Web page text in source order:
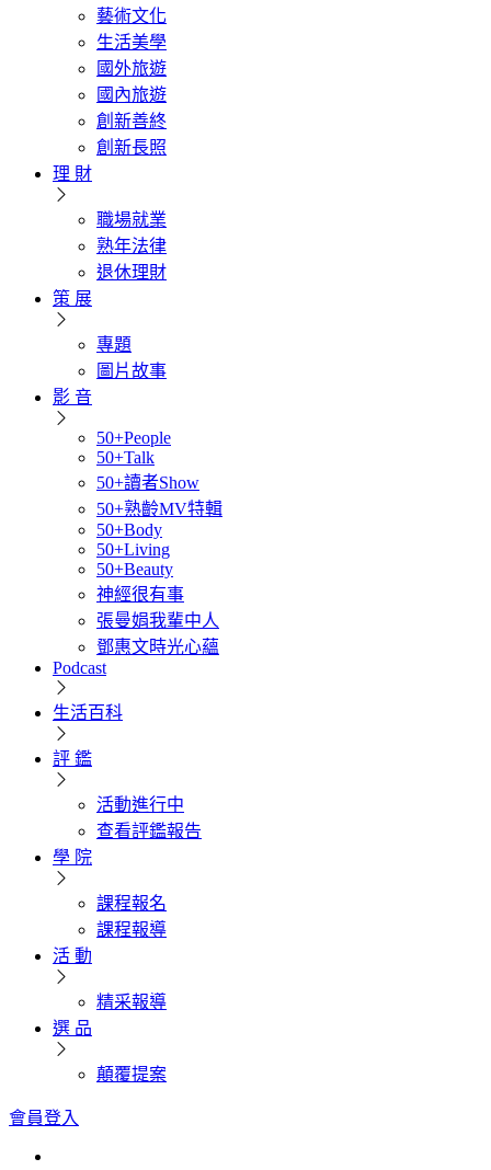
藝術文化
生活美學
國外旅遊
國內旅遊
創新善終
創新長照
理 財
職場就業
熟年法律
退休理財
策 展
專題
圖片故事
影 音
50+People
50+Talk
50+讀者Show
50+熟齡MV特輯
50+Body
50+Living
50+Beauty
神經很有事
張曼娟我輩中人
鄧惠文時光心蘊
Podcast
生活百科
評 鑑
活動進行中
查看評鑑報告
學 院
課程報名
課程報導
活 動
精采報導
選 品
顛覆提案
會員登入